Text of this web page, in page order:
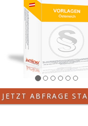
JETZT ABFRAGE